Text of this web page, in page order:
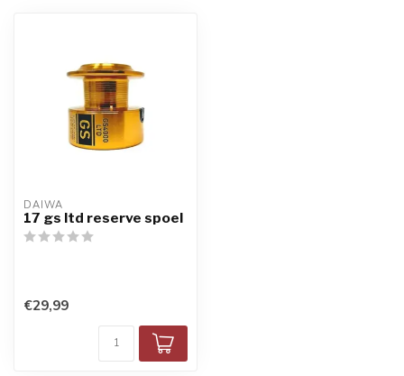
DAIWA
17 gs ltd reserve spoel
€29,99